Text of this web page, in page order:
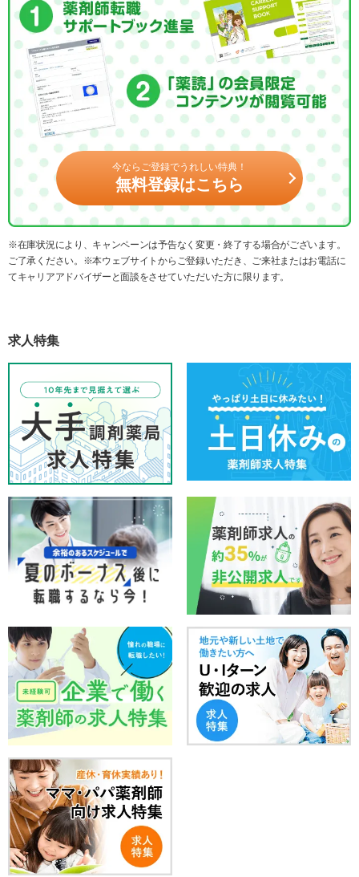
今ならご登録でうれしい特典！
無料登録はこちら
※在庫状況により、キャンペーンは予告なく変更・終了する場合がございます。
ご了承ください。※本ウェブサイトからご登録いただき、ご来社またはお電話に
てキャリアアドバイザーと面談をさせていただいた方に限ります。
求人特集